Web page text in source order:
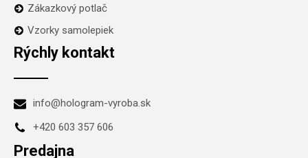
Zákazkový potlač
Vzorky samolepiek
Rýchly kontakt
info@hologram-vyroba.sk
+420 603 357 606
Predajna